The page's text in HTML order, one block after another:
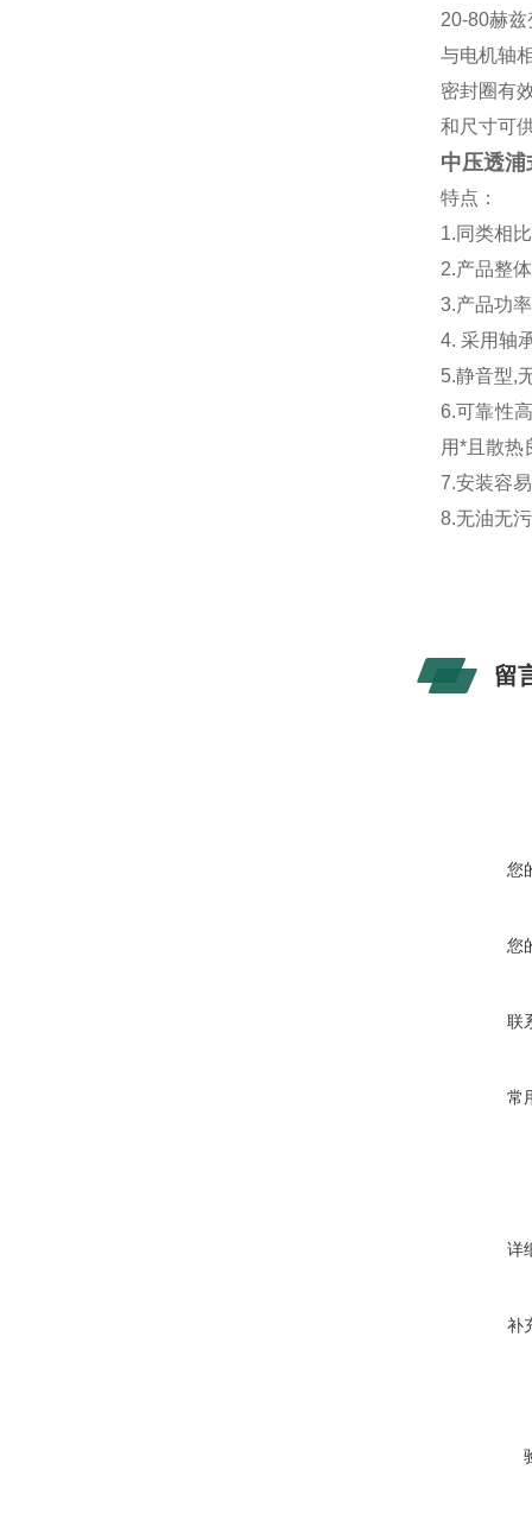
20-80赫
与电机轴
密封圈有
和尺寸可
中压透
特点：
1.同类相
2.产品整
3.产品功
4. 采用轴
5.静音型,
6.可靠性
用*且散热
7.安装容
8.无油无
留
您
您
联
常
详
补